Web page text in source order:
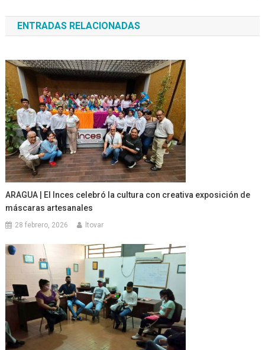
de
entradas
ENTRADAS RELACIONADAS
ARAGUA | El Inces celebró la cultura con creativa exposición de
máscaras artesanales
28 febrero, 2026 ltovar